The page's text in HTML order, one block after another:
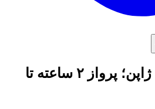
‏موتور هایپرسونیک ژاپن؛ پرواز ۲ ساعته تا